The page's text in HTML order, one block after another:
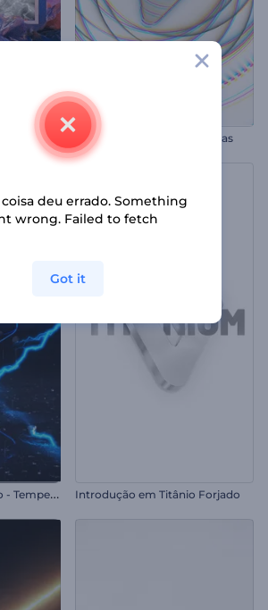
Intro com Formas Simétricas
A
presentação de Logo - Tempestade Introdução em Titânio Forjado
deu errado. Something
wrong. Failed to fetch
Got it